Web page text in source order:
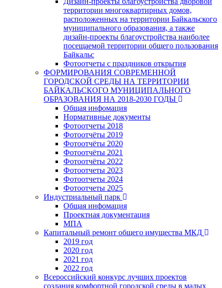
территории многоквартирных домов,
расположенных на территории Байкальского
муниципального образования, а также
дизайн-проекты благоустройства наиболее
посещаемой территории общего пользования
Байкальс
Фотоотчеты с праздников открытия
ФОРМИРОВАНИЯ СОВРЕМЕННОЙ
ГОРОДСКОЙ СРЕДЫ НА ТЕРРИТОРИИ
БАЙКАЛЬСКОГО МУНИЦИПАЛЬНОГО
ОБРАЗОВАНИЯ НА 2018-2030 ГОДЫ
Общая инфомация
Нормативные документы
Фотоотчеты 2018
Фотоотчёты 2019
Фотоотчёты 2020
Фотоотчёты 2021
Фотоотчёты 2022
Фотоотчеты 2023
Фотоотчеты 2024
Фотоотчеты 2025
Индустриальный парк
Общая инфомация
Проектная документация
МПА
Капитальный ремонт общего имущества МКД
2019 год
2020 год
2021 год
2022 год
Всероссийский конкурс лучших проектов
создания комфортной городской среды в малых